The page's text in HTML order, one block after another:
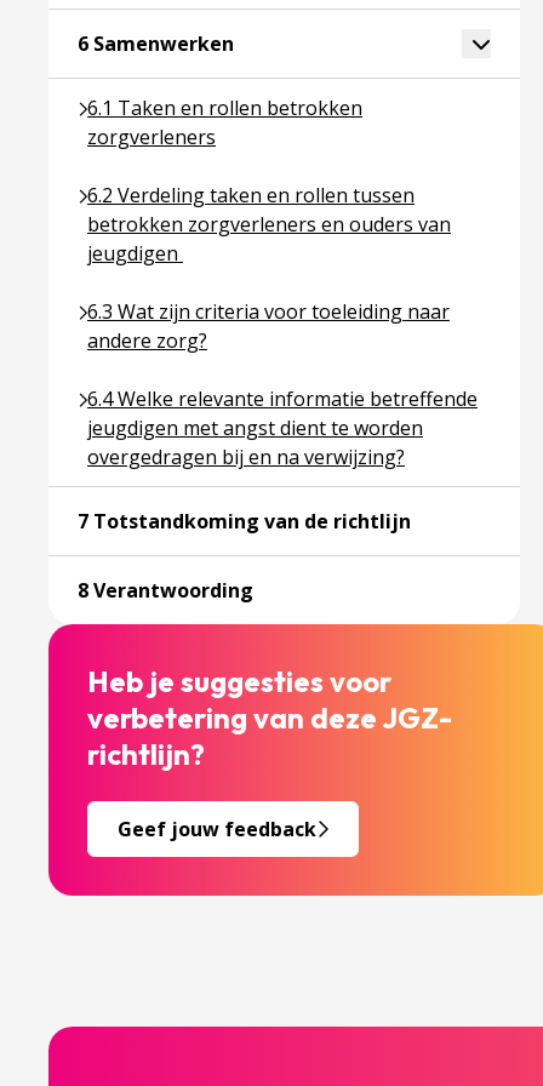
6 Samenwerken Ga naar pagina over 6 Toggle
6.1 Taken en rollen betrokken
zorgverleners
Ga naar pagina over 6.1 Taken en rollen betrokken
6.2 Verdeling taken en rollen tussen
betrokken zorgverleners en ouders van
jeugdigen
Ga naar pagina over 6.2 Verdeling taken en
6.3 Wat zijn criteria voor toeleiding naar
andere zorg?
Ga naar pagina over 6.3 Wat zijn criteria voor
6.4 Welke relevante informatie betreffende
jeugdigen met angst dient te worden
overgedragen bij en na verwijzing?
Ga naar pagina over 6.4 Welke relevante
7 Totstandkoming van de richtlijn
8 Verantwoording
Heb je suggesties voor
verbetering van deze JGZ-
richtlijn?
Geef jouw feedback